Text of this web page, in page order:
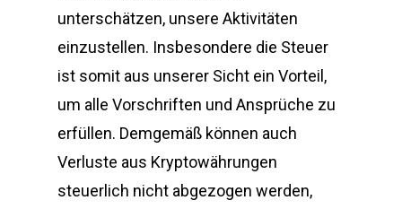
unterschätzen, unsere Aktivitäten
einzustellen. Insbesondere die Steuer
ist somit aus unserer Sicht ein Vorteil,
um alle Vorschriften und Ansprüche zu
erfüllen. Demgemäß können auch
Verluste aus Kryptowährungen
steuerlich nicht abgezogen werden,